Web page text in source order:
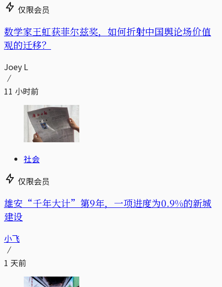
仅限会员
数学家王虹获菲尔兹奖，如何折射中国舆论场价值
观的迁移？
Joey L
11 小时前
社会
仅限会员
雄安“千年大计”第9年，一项进度为0.9%的新城
建设
小飞
1 天前